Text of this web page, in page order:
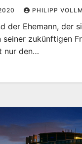
PHILIPP
der Ehemann, der
seiner zukünftigen
nur den…